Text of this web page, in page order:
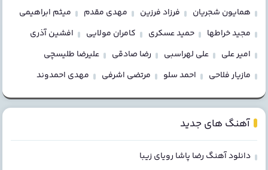
همایون شجریان
فرزاد فرزین مهدی مقدم
میثم ابراهیمی
مجید خراطها
حمید عسکری کامران مولایی
افشین آذری
امیر علی
علی لهراسبی رضا صادقی
علیرضا طلیسچی
مازیار فلاحی
احمد سلو مرتضی اشرفی مهدی احمدوند
آهنگ های جدید
دانلود آهنگ رضا پاشا رویای زیبا